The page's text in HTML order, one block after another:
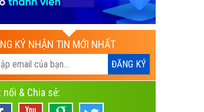
KÝ NHẬN TIN MỚI NHẤT
nối & Chia sẻ: